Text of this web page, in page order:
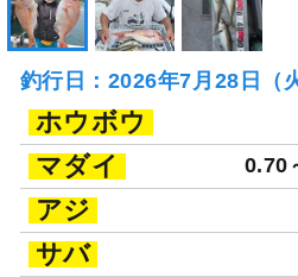
釣行日：2026年7月28日（
ホウボウ
マダイ
0.70
アジ
サバ